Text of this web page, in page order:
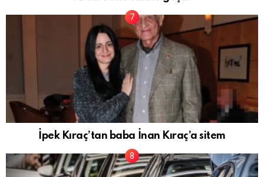
İpek Kıraç’tan baba İnan Kıraç’a sitem